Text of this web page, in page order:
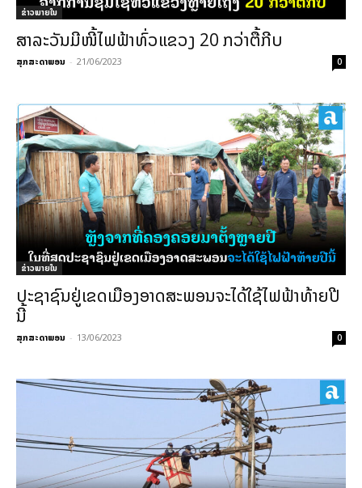
ຂ່າວພາຍ​ໃນ
ສາລະວັນມີໜີ້ໄຟຟ້າທົ່ວແຂວງ 20 ກວ່າຕື້ກີບ
ສຸກສະດາພອນ - 21/06/2023 0
ຂ່າວພາຍ​ໃນ
ປະຊາຊົນຢູ່ເຂດເມືອງອາດສະພອນຈະໄດ້ໃຊ້ໄຟຟ້າທ້າຍປີ
ນີ້
ສຸກສະດາພອນ - 13/06/2023 0